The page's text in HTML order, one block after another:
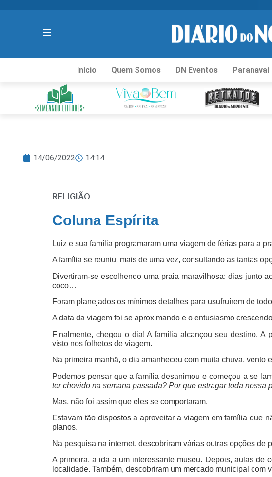
Início Quem Somos DN Eventos Paranavaí
14/06/2022 14:14
RELIGIÃO
Coluna Espírita
Luiz e sua família programaram uma viagem de férias para a
A família se reuniu, mais de uma vez, consultando as tantas
Divertiram-se escolhendo uma praia maravilhosa: dias junto
coco…
Foram planejados os mínimos detalhes para usufruírem de
A data da viagem foi se aproximando e o entusiasmo
Finalmente, chegou o dia! A família alcançou seu destino. A
visto nos folhetos de viagem.
Na primeira manhã, o dia amanheceu com muita chuva, vento
Podemos pensar que a família desanimou e começou a se
ter chovido na semana passada? Por que estragar toda nossa
Mas, não foi assim que eles se comportaram.
Estavam tão dispostos a aproveitar a viagem em família que
planos.
Na pesquisa na internet, descobriram várias outras opções de
A primeira, a ida a um interessante museu. Depois, aulas de
localidade. Também, descobriram um mercado municipal